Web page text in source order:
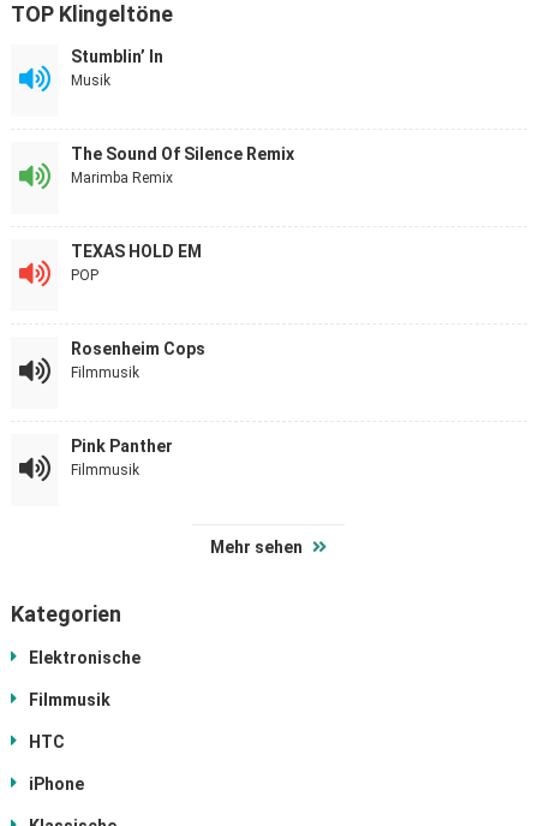
TOP Klingeltöne
Stumblin’ In
Musik
The Sound Of Silence Remix
Marimba Remix
TEXAS HOLD EM
POP
Rosenheim Cops
Filmmusik
Pink Panther
Filmmusik
Mehr sehen
Kategorien
Elektronische
Filmmusik
HTC
iPhone